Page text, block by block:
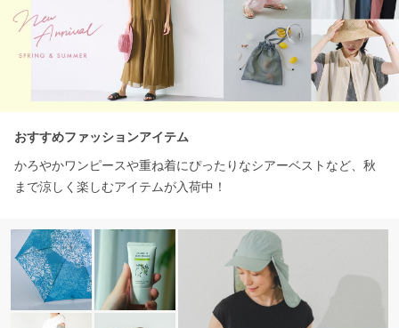
おすすめファッションアイテム
かろやかワンピースや重ね着にぴったりなシアーベストなど、秋
まで涼しく楽しむアイテムが入荷中！